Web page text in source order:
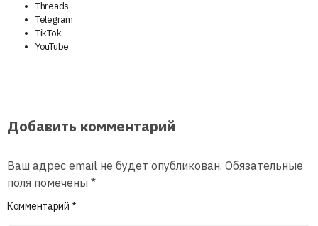
Threads
Telegram
TikTok
YouTube
Добавить комментарий
Ваш адрес email не будет опубликован. Обязательные
поля помечены *
Комментарий *